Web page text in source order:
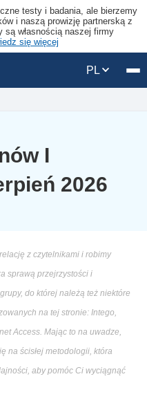
testy i badania, ale bierzemy
i naszą prowizję partnerską z
własnością naszej firmy
się więcej
PL
I
2026
z czytelnikami i robimy
sprawą przejrzystości i
do której należą też niektóre
na tej stronie: Intego,
Access. Mając to na uwadze,
na ścisłej metodologii, która
aby pomóc Ci wyciągnąć